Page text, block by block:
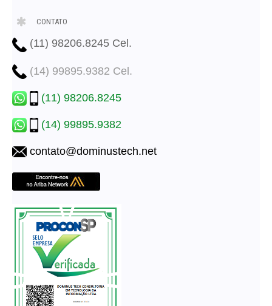
CONTATO
(11) 98206.8245 Cel.
(14) 99895.9382 Cel.
(11) 98206.8245
(14) 99895.9382
contato@dominustech.net